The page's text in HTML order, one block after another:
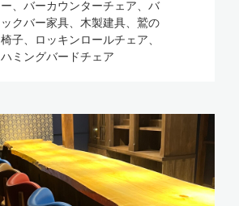
ー、バーカウンターチェア、バ
ックバー家具、木製建具、鷲の
椅子、ロッキンロールチェア、
ハミングバードチェア